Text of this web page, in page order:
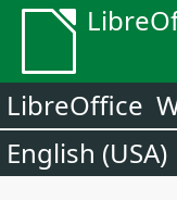
LibreOffice
English (USA)